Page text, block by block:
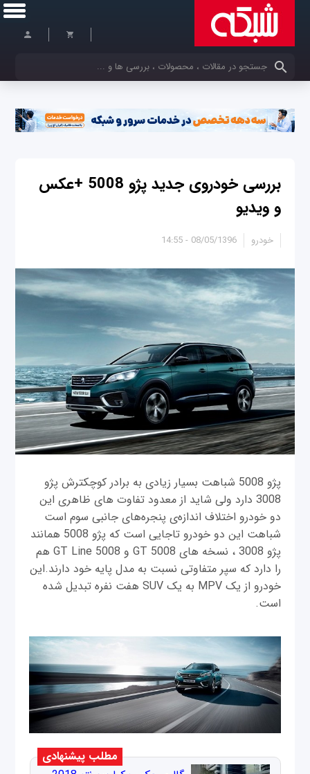
کلمات کلیدی خود را وارد کنید
بررسی خودروی جدید پژو 5008 +عکس
و ویدیو
08/05/1396 - 14:55 خودرو
پژو 5008 شباهت بسیار زیادی به برادر کوچکترش پژو
3008 دارد ولی شاید از معدود تفاوت های ظاهری این
دو خودرو اختلاف اندازه‌ی پنجره‌های جانبی سوم است
شباهت این دو‌ خودرو تاجایی است که پژو 5008 همانند
پژو 3008 ، نسخه های 5008 GT و 5008 GT Line هم
را دارد که سپر متفاوتی نسبت به مدل پایه خود دارند.این
خودرو از یک MPV به یک SUV هفت نفره تبدیل شده
است.
مطلب پیشنهادی